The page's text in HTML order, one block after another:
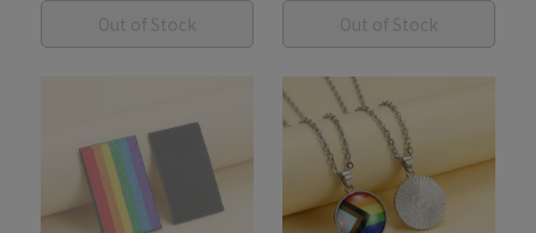
Out of Stock Out of Stock